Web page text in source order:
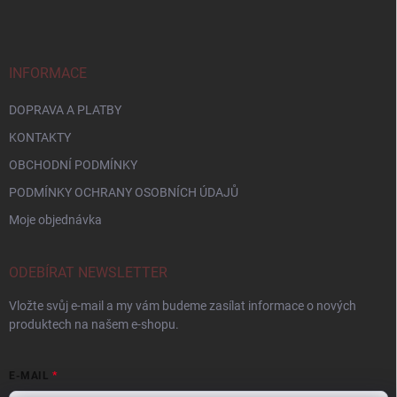
INFORMACE
DOPRAVA A PLATBY
KONTAKTY
OBCHODNÍ PODMÍNKY
PODMÍNKY OCHRANY OSOBNÍCH ÚDAJŮ
Moje objednávka
ODEBÍRAT NEWSLETTER
Vložte svůj e-mail a my vám budeme zasílat informace o nových
produktech na našem e-shopu.
E-MAIL